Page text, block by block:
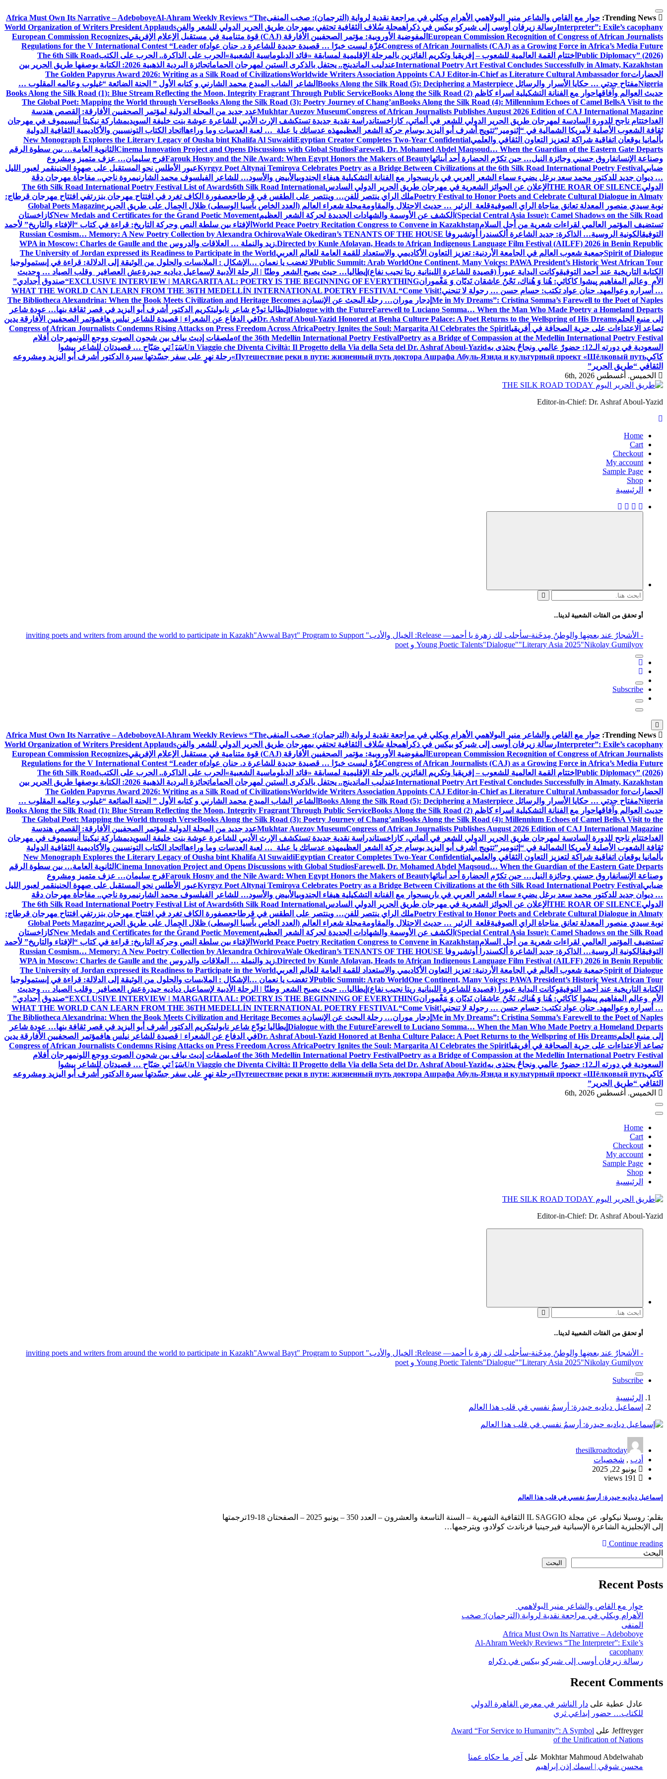
التجاوز
إلى
المحتوى
حوار مع القاص والشاعر منير البولاهمي الأهرام ويكلي في مراجعة نقدية لرواية (الترجمان): صخب المنفى Africa Must Own Its Narrative – AdeboboyeAl-Ahram Weekly Reviews “The
Interpreter”: Exile’s cacophanyرسالة زيرفان أوسى إلى شيركو بيكس في ذكراهمجلة سُلاف الثقافية تحتفي بمهرجان طريق الحرير الدولي للشعر والفنWorld Organization of Writers President Applauds
European Commission Recognition of Congress of African Journalists المفوضية الأوروبية: مؤتمر الصحفيين الأفارقة (CAJ) قوة متنامية في مستقبل الإعلام الإفريقي
European Commission Recognizes
Congress of African Journalists (CAJ) as a Growing Force in Africa’s Media Futureغزّة ليست خبرًا … قصيدة جديدة للشاعرة د. حنان عوادRegulations for the V International Contest “Leader of
Public Diplomacy” (2026) اختتام القمة العالمية للشعوب – إفريقيا وتكريم الفائزين بالمرحلة الإقليمية لمسابقة «قائد الدبلوماسية الشعبية» الحرب على الذاكرة.. الحرب على الكتبThe 6th Silk Road
International Poetry Art Festival Concludes Successfully in Almaty, Kazakhstanعندليب الماندينج.. يحتفل بالذكرى الستين لمهرجان الحمامات
جائزة البردية الذهبية 2026: الكتابة بوصفها طريق الحرير بين
الحضارات
The Golden Papyrus Award 2026: Writing as a Silk Road of CivilizationsWorldwide Writers Association Appoints CAJ Editor-in-Chief as Literature Cultural Ambassador for
Nigeriaمفتاح جدتي … حكايا الأسرار والرسائل Books Along the Silk Road (5): Deciphering a Masterpiece الشاعر الشاب المبدع محمد الشارني و كتابه الأول ” الجنة الضائعة “غيلوب وعالمه المقلوب …
حديث العوالم وآفاقهاحوار مع الفنانة التشكيلية اسراء كاظم Books Along the Silk Road (1): Blue Stream Reflecting the Moon, Integrity Fragrant Through Public ServiceBooks Along the Silk Road (2)
The Global Poet: Mapping the World through VerseBooks Along the Silk Road (3): Poetry Journey of Chang’anBooks Along the Silk Road (4): Millennium Echoes of Camel BellsA Visit to the
Mukhtar Auezov MuseumCongress of African Journalists Publishes August 2026 Edition of CAJ International Magazine
عدد جديد من المجلة الدولية لمؤتمر الصحفيين الأفارقة: القصص هندسة
الغد اختتام ناجح للدورة السادسة لمهرجان طريق الحرير الدولي للشعر في ألماتي، كازاخستاندراسة نقدية جديدة تستكشف الإرث الأدبي للشاعرة عوشة بنت خليفة السويديمشاركة نيكيتا أنيسيموف في مهرجان
ثقافة الشعوب الأصلية لأمريكا الشمالية في “إثنومير”تتويج أشرف أبو اليزيد بوسام حركة الشعر العظيمهذه عدساتك يا عبلة … لعبة العدسات وما وراءها اتحاد الكتاب التونسيين والأكاديمية الثقافية الدولية
بألمانيا يوقعان اتفاقية شراكة لتعزيز التعاون الثقافي والعلمي
New Monograph Explores the Literary Legacy of Ousha bint Khalifa Al SuwaidiEgyptian Creator Completes Two-Year Confidential
Cinema Innovation Project and Opens Discussions with Global StudiosFarewell, Dr. Mohamed Abdel Maqsoud… When the Guardian of the Eastern Gate Departs
الثانوية العامة… بين سطوة الرقم
وصناعة الإنسانفاروق حسني وجائزة النيل… حين تكرّم الحضارة أحد أبنائهاFarouk Hosny and the Nile Award: When Egypt Honors the Makers of Beautyفرج سليمان… عزف متميز ومشروع
ضبابيKyrgyz Poet Altynai Temirova Celebrates Poetry as a Bridge Between Civilizations at the 6th Silk Road International Poetry Festivalعبور الأطلس نحو المستقبل على صهوة الحنينقمر لعبور الليل
… ديوان جديد للدكتور محمد سعد برغل يضيء سماء الشعر العربي في باريسحوار مع الفنانة التشكيلية هيفاء الجندوبيالأبيض والأسود… للشاعر الفيلسوف محمد الشارنيمروة ناجي.. مفاجأة مهرجان دڨة
الدوليTHE ROAR OF SILENCE الإعلان عن الجوائز الشعرية في مهرجان طريق الحرير الدولي السادس The 6th Silk Road International Poetry Festival List of Awards6th Silk Road International
Poetry Festival to Honor Poets and Celebrate Cultural Dialogue in Almatyملك الراي ينتصر للفن… وينتصر على الطقس في قرطاجعصفورة الكاف تغرد في افتتاح مهرجان بنزرتفي افتتاح مهرجان قرطاج:
نوبة سيدي منصور المعدلة تعانق مناجاة الراي الصوفيةقلعة الزئير … حديث الاحتلال والمقاومةمجلة شعراء العالم (العدد الخاص بآسيا الوسطى) ظلال الجِمال على طريق الحرير Global Poets Magazine
(Special Central Asia Issue): Camel Shadows on the Silk Road الكشف عن الأوسمة والشهادات الجديدة لحركة الشعر العظيمNew Medals and Certificates for the Grand Poetic Movementكازاخستان
تستضيف المؤتمر العالمي لقراءات شعرية من أجل السلامWorld Peace Poetry Recitation Congress to Convene in Kazakhstan الإفتاء بين سلطة النص وحركة التاريخ: قراءة في كتاب “الإفتاء والتاريخ” لأحمد
التوفيقالكونية الروسية… الذاكرة: جديد الشاعرة ألكسندرا أوتشيروفا Russian Cosmism… Memory: A New Poetry Collection by Alexandra OchirovaWale Okediran’s TENANTS OF THE HOUSE
Directed by Kunle Afolayan, Heads to African Indigenous Language Film Festival (AILFF) 2026 in Benin Republic. زيد والنملة … العلاقات والدروس WPA in Moscow: Charles de Gaulle and the
Spirit of Dialogueجمعية شعوب العالم في الجامعة الأردنية: تعزيز التعاون الأكاديمي والاستعداد للقمة العامة للعالم العربيThe University of Jordan expressed its Readiness to Participate in the World
Public Summit: Arab WorldOne Continent, Many Voices: PAWA President’s Historic West African Tour لا تغضب يا نعمان …الإشكال : الملابسات والحلول من الوثيقة إلى الدلالة: قراءة في إبستمولوجيا
الكتابة التاريخية عند أحمد التوفيقوكانت البداية عبوراً (قصيدة للشاعرة اللبنانية ريتا نجيب نفاع) إيطاليا… حيث يصبح الشعر وطنًا | الرحلة الأدبية لإسماعيل دياديه حيدرةعش العصافير وقلب الصياد … وحديث
الأم وعالم المفاهيم پیشوا کاکائي: هُنا وَ هُناك، نَحْنُ عاشقان نَديّان وَ مَغْمورانEXCLUSIVE INTERVIEW | MARGARITA AL: POETRY IS THE BEGINNING OF EVERYTHING“صندوق أجدادي”
… أسراره وعوالمهد. حنان عواد تكتب: حسام حسن … رجولة لا تنحني! WHAT THE WORLD CAN LEARN FROM THE 36TH MEDELLÍN INTERNATIONAL POETRY FESTIVAL“Come Visit
Me in My Dreams”: Cristina Somma’s Farewell to the Poet of Naples إدجار موران… رحلة البحث عن الإنسانThe Bibliotheca Alexandrina: When the Book Meets Civilization and Heritage Becomes a
Dialogue with the FutureFarewell to Luciano Somma… When the Man Who Made Poetry a Homeland Departs إيطاليا تودّع شاعر نابوليتكريم الدكتور أشرف أبو اليزيد في قصر ثقافة بنها… عودة شاعر
إلى منبع الحلمDr. Ashraf Aboul-Yazid Honored at Benha Culture Palace: A Poet Returns to the Wellspring of His Dreamsفي الدفاع عن الشعراء | قصيدة للشاعر نيلس هافمؤتمر الصحفيين الأفارقة يدين
تصاعد الاعتداءات على حرية الصحافة في أفريقيا
Congress of African Journalists Condemns Rising Attacks on Press Freedom Across AfricaPoetry Ignites the Soul: Margarita Al Celebrates the Spirit
of the 36th Medellín International Poetry FestivalPoetry as a Bridge of Compassion at the Medellín International Poetry Festival ملصقات إديث بياف بين شجون الصوت ووجع اللونمهرجان أفلام
السعودية في دورته الـ12: حضورٌ عالمي ونجاحٌ يحتذى به
Un Viaggio che Diventa Civiltà: Il Progetto della Via della Seta del Dr. Ashraf Aboul-Yazidسَيَٲتي صَبّاح … قصيدتان للشاعر بيشوا
كاكيПутешествие реки в пути: жизненный путь доктора Ашрафа Абуль-Язида и культурный проект «Шёлковый путь» رحلة نهرٍ على سفر جسّدتها سيرة الدكتور أشرف أبو اليزيد ومشروعه
الثقافي “طريق الحرير”
الخميس. أغسطس 6th, 2026
Editor-in-Chief: Dr. Ashraf Aboul-Yazid
Home
Cart
Checkout
My account
Sample Page
Shop
الرئيسية
البحث
أو تحقق من الفئات الشعبية لدينا...
- الأشجارُ عند بعضِها والوطنُ مِدخَنة-سأجلب لك زهرة يا أحمد— Release : الخيال والأدب" inviting poets and writers from around the world to participate in Kazakh
"Awwal Bayt" Program to Support
Young Poetic Talents"Dialogue""Literary Asia 2025"Nikolay Gumilyov و poet
Subscribe
حوار مع القاص والشاعر منير البولاهمي الأهرام ويكلي في مراجعة نقدية لرواية (الترجمان): صخب المنفى Africa Must Own Its Narrative – AdeboboyeAl-Ahram Weekly Reviews “The
Interpreter”: Exile’s cacophanyرسالة زيرفان أوسى إلى شيركو بيكس في ذكراهمجلة سُلاف الثقافية تحتفي بمهرجان طريق الحرير الدولي للشعر والفنWorld Organization of Writers President Applauds
European Commission Recognition of Congress of African Journalists المفوضية الأوروبية: مؤتمر الصحفيين الأفارقة (CAJ) قوة متنامية في مستقبل الإعلام الإفريقي
European Commission Recognizes
Congress of African Journalists (CAJ) as a Growing Force in Africa’s Media Futureغزّة ليست خبرًا … قصيدة جديدة للشاعرة د. حنان عوادRegulations for the V International Contest “Leader of
Public Diplomacy” (2026) اختتام القمة العالمية للشعوب – إفريقيا وتكريم الفائزين بالمرحلة الإقليمية لمسابقة «قائد الدبلوماسية الشعبية» الحرب على الذاكرة.. الحرب على الكتبThe 6th Silk Road
International Poetry Art Festival Concludes Successfully in Almaty, Kazakhstanعندليب الماندينج.. يحتفل بالذكرى الستين لمهرجان الحمامات
جائزة البردية الذهبية 2026: الكتابة بوصفها طريق الحرير بين
الحضارات
The Golden Papyrus Award 2026: Writing as a Silk Road of CivilizationsWorldwide Writers Association Appoints CAJ Editor-in-Chief as Literature Cultural Ambassador for
Nigeriaمفتاح جدتي … حكايا الأسرار والرسائل Books Along the Silk Road (5): Deciphering a Masterpiece الشاعر الشاب المبدع محمد الشارني و كتابه الأول ” الجنة الضائعة “غيلوب وعالمه المقلوب …
حديث العوالم وآفاقهاحوار مع الفنانة التشكيلية اسراء كاظم Books Along the Silk Road (1): Blue Stream Reflecting the Moon, Integrity Fragrant Through Public ServiceBooks Along the Silk Road (2)
The Global Poet: Mapping the World through VerseBooks Along the Silk Road (3): Poetry Journey of Chang’anBooks Along the Silk Road (4): Millennium Echoes of Camel BellsA Visit to the
Mukhtar Auezov MuseumCongress of African Journalists Publishes August 2026 Edition of CAJ International Magazine
عدد جديد من المجلة الدولية لمؤتمر الصحفيين الأفارقة: القصص هندسة
الغد اختتام ناجح للدورة السادسة لمهرجان طريق الحرير الدولي للشعر في ألماتي، كازاخستاندراسة نقدية جديدة تستكشف الإرث الأدبي للشاعرة عوشة بنت خليفة السويديمشاركة نيكيتا أنيسيموف في مهرجان
ثقافة الشعوب الأصلية لأمريكا الشمالية في “إثنومير”تتويج أشرف أبو اليزيد بوسام حركة الشعر العظيمهذه عدساتك يا عبلة … لعبة العدسات وما وراءها اتحاد الكتاب التونسيين والأكاديمية الثقافية الدولية
بألمانيا يوقعان اتفاقية شراكة لتعزيز التعاون الثقافي والعلمي
New Monograph Explores the Literary Legacy of Ousha bint Khalifa Al SuwaidiEgyptian Creator Completes Two-Year Confidential
Cinema Innovation Project and Opens Discussions with Global StudiosFarewell, Dr. Mohamed Abdel Maqsoud… When the Guardian of the Eastern Gate Departs
الثانوية العامة… بين سطوة الرقم
وصناعة الإنسانفاروق حسني وجائزة النيل… حين تكرّم الحضارة أحد أبنائهاFarouk Hosny and the Nile Award: When Egypt Honors the Makers of Beautyفرج سليمان… عزف متميز ومشروع
ضبابيKyrgyz Poet Altynai Temirova Celebrates Poetry as a Bridge Between Civilizations at the 6th Silk Road International Poetry Festivalعبور الأطلس نحو المستقبل على صهوة الحنينقمر لعبور الليل
… ديوان جديد للدكتور محمد سعد برغل يضيء سماء الشعر العربي في باريسحوار مع الفنانة التشكيلية هيفاء الجندوبيالأبيض والأسود… للشاعر الفيلسوف محمد الشارنيمروة ناجي.. مفاجأة مهرجان دڨة
الدوليTHE ROAR OF SILENCE الإعلان عن الجوائز الشعرية في مهرجان طريق الحرير الدولي السادس The 6th Silk Road International Poetry Festival List of Awards6th Silk Road International
Poetry Festival to Honor Poets and Celebrate Cultural Dialogue in Almatyملك الراي ينتصر للفن… وينتصر على الطقس في قرطاجعصفورة الكاف تغرد في افتتاح مهرجان بنزرتفي افتتاح مهرجان قرطاج:
نوبة سيدي منصور المعدلة تعانق مناجاة الراي الصوفيةقلعة الزئير … حديث الاحتلال والمقاومةمجلة شعراء العالم (العدد الخاص بآسيا الوسطى) ظلال الجِمال على طريق الحرير Global Poets Magazine
(Special Central Asia Issue): Camel Shadows on the Silk Road الكشف عن الأوسمة والشهادات الجديدة لحركة الشعر العظيمNew Medals and Certificates for the Grand Poetic Movementكازاخستان
تستضيف المؤتمر العالمي لقراءات شعرية من أجل السلامWorld Peace Poetry Recitation Congress to Convene in Kazakhstan الإفتاء بين سلطة النص وحركة التاريخ: قراءة في كتاب “الإفتاء والتاريخ” لأحمد
التوفيقالكونية الروسية… الذاكرة: جديد الشاعرة ألكسندرا أوتشيروفا Russian Cosmism… Memory: A New Poetry Collection by Alexandra OchirovaWale Okediran’s TENANTS OF THE HOUSE
Directed by Kunle Afolayan, Heads to African Indigenous Language Film Festival (AILFF) 2026 in Benin Republic. زيد والنملة … العلاقات والدروس WPA in Moscow: Charles de Gaulle and the
Spirit of Dialogueجمعية شعوب العالم في الجامعة الأردنية: تعزيز التعاون الأكاديمي والاستعداد للقمة العامة للعالم العربيThe University of Jordan expressed its Readiness to Participate in the World
Public Summit: Arab WorldOne Continent, Many Voices: PAWA President’s Historic West African Tour لا تغضب يا نعمان …الإشكال : الملابسات والحلول من الوثيقة إلى الدلالة: قراءة في إبستمولوجيا
الكتابة التاريخية عند أحمد التوفيقوكانت البداية عبوراً (قصيدة للشاعرة اللبنانية ريتا نجيب نفاع) إيطاليا… حيث يصبح الشعر وطنًا | الرحلة الأدبية لإسماعيل دياديه حيدرةعش العصافير وقلب الصياد … وحديث
الأم وعالم المفاهيم پیشوا کاکائي: هُنا وَ هُناك، نَحْنُ عاشقان نَديّان وَ مَغْمورانEXCLUSIVE INTERVIEW | MARGARITA AL: POETRY IS THE BEGINNING OF EVERYTHING“صندوق أجدادي”
… أسراره وعوالمهد. حنان عواد تكتب: حسام حسن … رجولة لا تنحني! WHAT THE WORLD CAN LEARN FROM THE 36TH MEDELLÍN INTERNATIONAL POETRY FESTIVAL“Come Visit
Me in My Dreams”: Cristina Somma’s Farewell to the Poet of Naples إدجار موران… رحلة البحث عن الإنسانThe Bibliotheca Alexandrina: When the Book Meets Civilization and Heritage Becomes a
Dialogue with the FutureFarewell to Luciano Somma… When the Man Who Made Poetry a Homeland Departs إيطاليا تودّع شاعر نابوليتكريم الدكتور أشرف أبو اليزيد في قصر ثقافة بنها… عودة شاعر
إلى منبع الحلمDr. Ashraf Aboul-Yazid Honored at Benha Culture Palace: A Poet Returns to the Wellspring of His Dreamsفي الدفاع عن الشعراء | قصيدة للشاعر نيلس هافمؤتمر الصحفيين الأفارقة يدين
تصاعد الاعتداءات على حرية الصحافة في أفريقيا
Congress of African Journalists Condemns Rising Attacks on Press Freedom Across AfricaPoetry Ignites the Soul: Margarita Al Celebrates the Spirit
of the 36th Medellín International Poetry FestivalPoetry as a Bridge of Compassion at the Medellín International Poetry Festival ملصقات إديث بياف بين شجون الصوت ووجع اللونمهرجان أفلام
السعودية في دورته الـ12: حضورٌ عالمي ونجاحٌ يحتذى به
Un Viaggio che Diventa Civiltà: Il Progetto della Via della Seta del Dr. Ashraf Aboul-Yazidسَيَٲتي صَبّاح … قصيدتان للشاعر بيشوا
كاكيПутешествие реки в пути: жизненный путь доктора Ашрафа Абуль-Язида и культурный проект «Шёлковый путь» رحلة نهرٍ على سفر جسّدتها سيرة الدكتور أشرف أبو اليزيد ومشروعه
الثقافي “طريق الحرير”
الخميس. أغسطس 6th, 2026
Home
Cart
Checkout
My account
Sample Page
Shop
الرئيسية
Editor-in-Chief: Dr. Ashraf Aboul-Yazid
البحث
أو تحقق من الفئات الشعبية لدينا...
- الأشجارُ عند بعضِها والوطنُ مِدخَنة-سأجلب لك زهرة يا أحمد— Release : الخيال والأدب" inviting poets and writers from around the world to participate in Kazakh
"Awwal Bayt" Program to Support
Young Poetic Talents"Dialogue""Literary Asia 2025"Nikolay Gumilyov و poet
Subscribe
الرئيسية
إسماعيل دياديه حيدرة: أرسمُ نفسي في قلب هذا العالم
thesilkroadtoday
أدب , شخصيات
يونيو 22, 2025
إسماعيل دياديه حيدرة: أرسمُ نفسي في قلب هذا العالم
بقلم: روسيلا نيكولو، عن مجلة IL SAGGIO الثقافية الشهرية – السنة التاسعة والعشرون – العدد 350 – يونيو 2025 – الصفحتان 18-19ترجمتها
إلى الإنجليزية الشاعرة الإسبانية فيرجينيا فرناندث كولادو، ويترجمها…
Continue reading
البحث
البحث
Recent Posts
حوار مع القاص والشاعر منير البولاهمي
الأهرام ويكلي في مراجعة نقدية لرواية (الترجمان): صخب
المنفى
Africa Must Own Its Narrative – Adeboboye
Al-Ahram Weekly Reviews “The Interpreter”: Exile’s
cacophany
رسالة زيرفان أوسى إلى شيركو بيكس في ذكراه
Recent Comments
عادل عطية على دار الناشر في معرض القاهرة الدولي
للكتاب… حضور إبداعي ثري
Jeffreyger على Award “For Service to Humanity”: A Symbol
of the Unification of Nations
Mokhtar Mahmoud Abdelwahab على آخر ما حكاه عمنا
محسن شوقي | اسمك إذن إبراهيم